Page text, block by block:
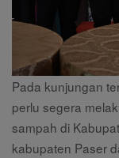
Pada kunjungan
perlu segera
sampah di
kabupaten Paser